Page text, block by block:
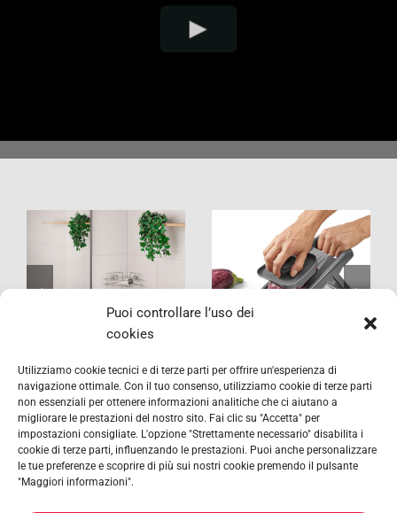
Puoi controllare l’uso dei
cookies
Utilizziamo cookie tecnici e di terze parti per offrire un'esperienza di
navigazione ottimale. Con il tuo consenso, utilizziamo cookie di terze parti
non essenziali per ottenere informazioni analitiche che ci aiutano a
migliorare le prestazioni del nostro sito. Fai clic su "Accetta" per
impostazioni consigliate. L'opzione "Strettamente necessario" disabilita i
cookie di terze parti, influenzando le prestazioni. Puoi anche personalizzare
le tue preferenze e scoprire di più sui nostri cookie premendo il pulsante
"Maggiori informazioni".
VacuumFix Slice-V
METALTEX SA © 2023 Powered by Ticyweb